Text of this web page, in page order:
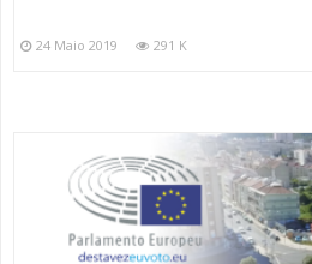
24 Maio 2019 291 K